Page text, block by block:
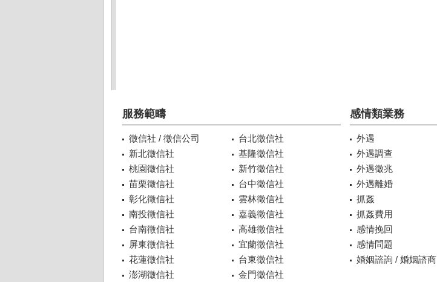
服務範疇
徵信社 / 徵信公司
台北徵信社
新北徵信社
基隆徵信社
桃園徵信社
新竹徵信社
苗栗徵信社
台中徵信社
彰化徵信社
雲林徵信社
南投徵信社
嘉義徵信社
台南徵信社
高雄徵信社
屏東徵信社
宜蘭徵信社
花蓮徵信社
台東徵信社
澎湖徵信社
金門徵信社
感情類業務
外遇
外遇調查
外遇徵兆
外遇離婚
抓姦
抓姦費用
感情挽回
感情問題
婚姻諮詢 / 婚姻諮商